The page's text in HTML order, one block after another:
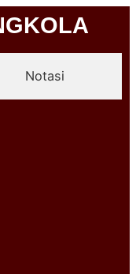
Notasi